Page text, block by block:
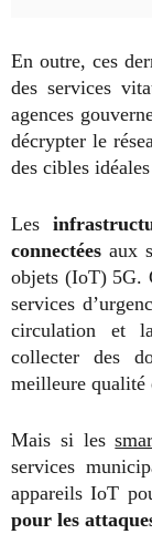
En outre, ces
des services
agences
décrypter le
des cibles
Les
connectées aux
objets (IoT) 5G.
services
circulation et
collecter des
meilleure qualité
Mais si les
services
appareils IoT
pour les